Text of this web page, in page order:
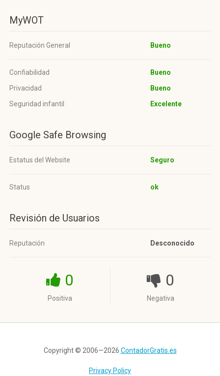
MyWOT
Reputación General Bueno
Confiabilidad
Bueno
Privacidad
Bueno
Seguridad infantil
Excelente
Google Safe Browsing
Estatus del Website Seguro
Status ok
Revisión de Usuarios
Reputación Desconocido
0
Positiva
0
Negativa
Copyright © 2006—2026 ContadorGratis.es
Privacy Policy